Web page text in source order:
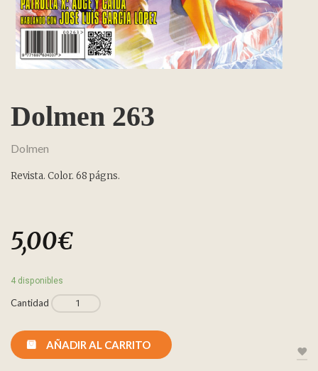
Dolmen 263
Dolmen
Revista. Color. 68 págns.
5,00€
4 disponibles
Cantidad
AÑADIR AL CARRITO